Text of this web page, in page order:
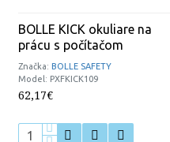
Značka: BOLLE SAFETY
Model: PXFKICK109
BOLLE KICK okuliare na
prácu s počítačom
62,17€